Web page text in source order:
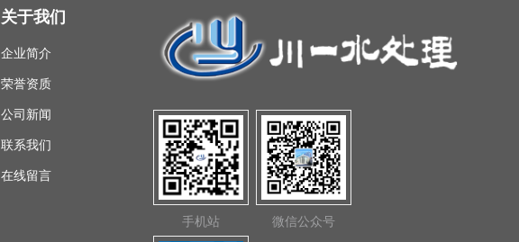
关于我们
企业简介
荣誉资质
公司新闻
联系我们
在线留言
手机站 微信公众号